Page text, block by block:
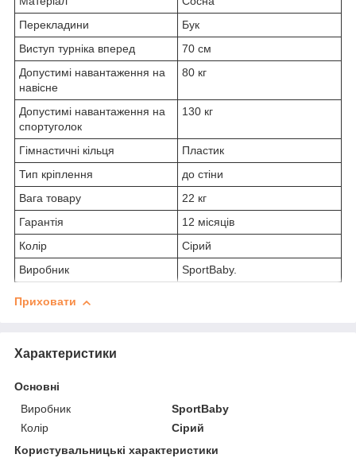
Перекладини
Бук
Виступ турніка вперед
70 см
Допустимі навантаження на
навісне
80 кг
Допустимі навантаження на
спортуголок
130 кг
Гімнастичні кільця
Пластик
Тип кріплення
до стіни
Вага товару
22 кг
Гарантія
12 місяців
Колір
Сірий
Виробник
SportBaby.
Приховати
Характеристики
Основні
Виробник
SportBaby
Колір
Сірий
Користувальницькі характеристики